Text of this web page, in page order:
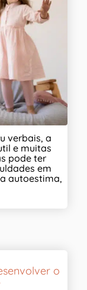
verbais, a
e muitas
pode ter
em
autoestima,
o